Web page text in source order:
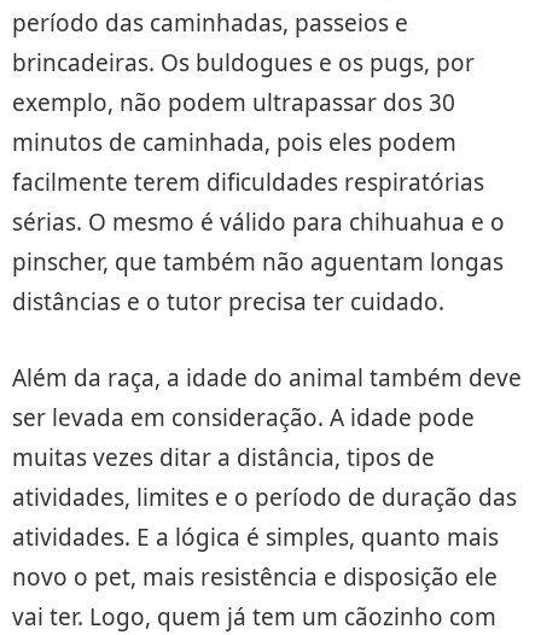
período das caminhadas, passeios e
brincadeiras. Os buldogues e os pugs, por
exemplo, não podem ultrapassar dos 30
minutos de caminhada, pois eles podem
facilmente terem dificuldades respiratórias
sérias. O mesmo é válido para chihuahua e o
pinscher, que também não aguentam longas
distâncias e o tutor precisa ter cuidado.
Além da raça, a idade do animal também deve
ser levada em consideração. A idade pode
muitas vezes ditar a distância, tipos de
atividades, limites e o período de duração das
atividades. E a lógica é simples, quanto mais
novo o pet, mais resistência e disposição ele
vai ter. Logo, quem já tem um cãozinho com